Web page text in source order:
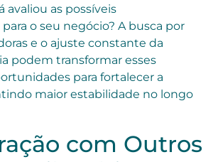
avaliou as possíveis
o seu negócio? A busca por
e o ajuste constante da
podem transformar esses
para fortalecer a
maior estabilidade no longo
com Outros